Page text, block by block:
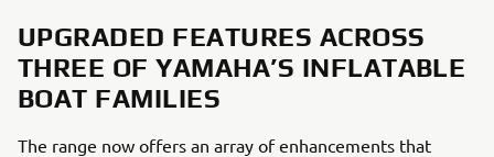
UPGRADED FEATURES ACROSS
THREE OF YAMAHA’S INFLATABLE
BOAT FAMILIES
The range now offers an array of enhancements that